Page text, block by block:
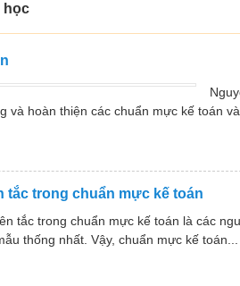
học
và hoàn thiện các chuẩn mực kế toán
tắc trong chuẩn mực kế toán
tắc trong chuẩn mực kế toán là các
thống nhất. Vậy, chuẩn mực kế toán...